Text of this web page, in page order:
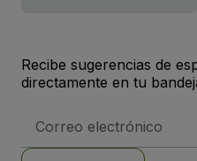
Recibe sugerencias de
directamente en tu
de